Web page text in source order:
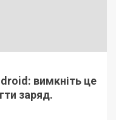
вимкніть це
заряд.